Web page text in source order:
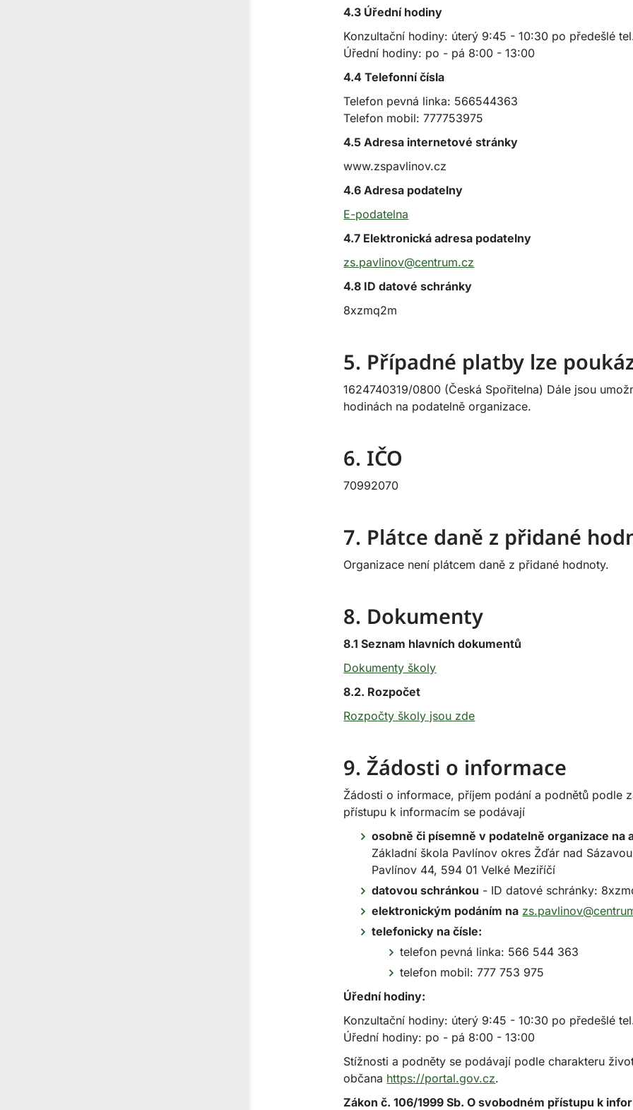
4.3 Úřední hodiny
Konzultační hodiny: úterý 9:45 - 10:30 po předešlé
Úřední hodiny: po - pá 8:00 - 13:00
4.4 Telefonní čísla
Telefon pevná linka: 566544363
Telefon mobil: 777753975
4.5 Adresa internetové stránky
www.zspavlinov.cz
4.6 Adresa podatelny
E-podatelna
4.7 Elektronická adresa podatelny
zs.pavlinov@centrum.cz
4.8 ID datové schránky
8xzmq2m
5. Případné platby lze
1624740319/0800 (Česká Spořitelna) Dále jsou
hodinách na podatelně organizace.
6. IČO
70992070
7. Plátce daně z přidané
Organizace není plátcem daně z přidané hodnoty.
8. Dokumenty
8.1 Seznam hlavních dokumentů
Dokumenty školy
8.2. Rozpočet
Rozpočty školy jsou zde
9. Žádosti o informace
Žádosti o informace, příjem podání a podnětů podle
přístupu k informacím se podávají
osobně či písemně v podatelně organizace na
Základní škola Pavlínov okres Žďár nad Sázavou
Pavlínov 44, 594 01 Velké Meziříčí
datovou schránkou - ID datové schránky:
elektronickým podáním na
telefonicky na čísle:
telefon pevná linka: 566 544 363
telefon mobil: 777 753 975
Úřední hodiny:
Konzultační hodiny: úterý 9:45 - 10:30 po předešlé
Úřední hodiny: po - pá 8:00 - 13:00
Stížnosti a podněty se podávají podle charakteru
občana https://portal.gov.cz.
Zákon č. 106/1999 Sb. O svobodném přístupu k